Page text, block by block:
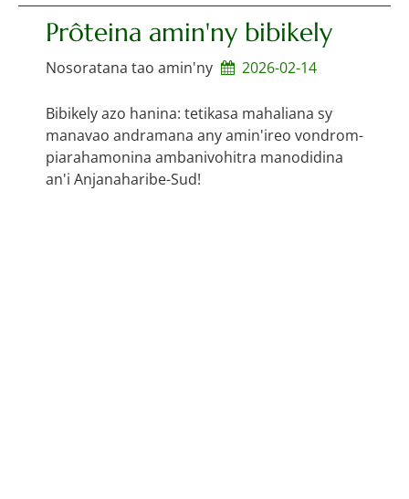
Prôteina amin'ny bibikely
Nosoratana tao amin'ny 2026-02-14
Bibikely azo hanina: tetikasa mahaliana sy
manavao andramana any amin'ireo vondrom-
piarahamonina ambanivohitra manodidina
an'i Anjanaharibe-Sud!